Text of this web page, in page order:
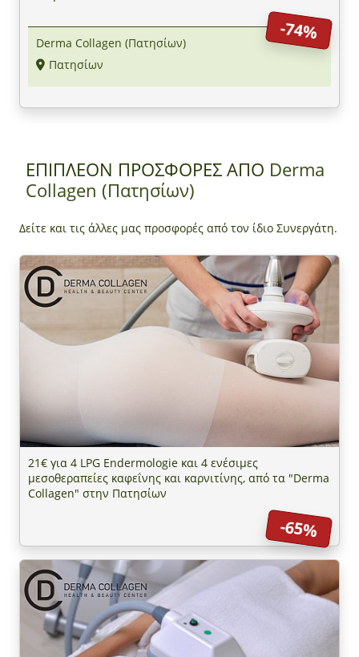
-74%
Derma Collagen (Πατησίων)
Πατησίων
ΕΠΙΠΛΕΟΝ ΠΡΟΣΦΟΡΕΣ ΑΠΟ Derma
Collagen (Πατησίων)
Δείτε και τις άλλες μας προσφορές από τον ίδιο Συνεργάτη.
21€ για 4 LPG Endermologie και 4 ενέσιμες
μεσοθεραπείες καφεΐνης και καρνιτίνης, από τα "Derma
Collagen" στην Πατησίων
-65%